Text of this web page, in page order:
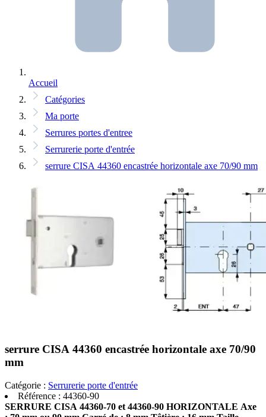
Accueil
Catégories
Ma porte
Serrures portes d'entree
Serrurerie porte d'entrée
serrure CISA 44360 encastrée horizontale axe 70/90 mm
serrure CISA 44360 encastrée horizontale axe 70/90
mm
Catégorie : Serrurerie porte d'entrée
Référence : 44360-90
SERRURE CISA 44360-70 et 44360-90 HORIZONTALE Axe